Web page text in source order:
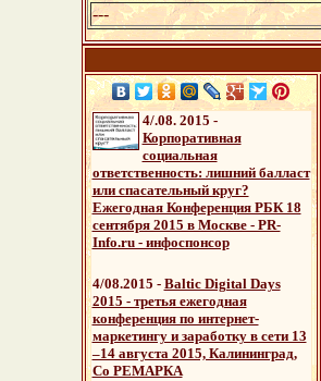
---
4/.08. 2015 -
Корпоративная
социальная
ответственность: лишний балласт
или спасательный круг?
Ежегодная Конференция РБК 18
сентября 2015 в Москве - PR-
Info.ru - инфоспонсор
4/08.2015 - Baltic Digital Days
2015 - третья ежегодная
конференция по интернет-
маркетингу и заработку в сети 13
–14 августа 2015, Калининград,
Co РЕМАРКА